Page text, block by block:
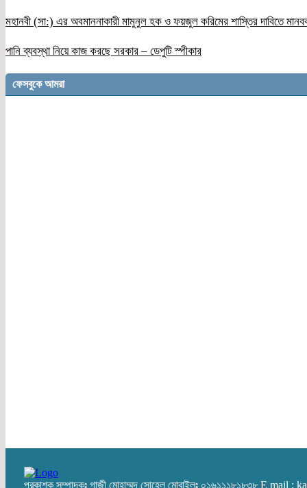
মহানবী (সা:) এর অবমাননাকারী মামুনুল হক ও ফয়জুল করিমের শাস্তির দাবিতে
পানি ব্যবস্থা নিয়ে কাজ করছে সরকার – ডেপুটি স্পীকার
ফেসবুকে আমরা
প্রকাশক সম্পাদকঃ গাজী মোহাম্মদ সোহেল মোবাইলঃ ০১৬১১১৮১৮৩৮ E mail